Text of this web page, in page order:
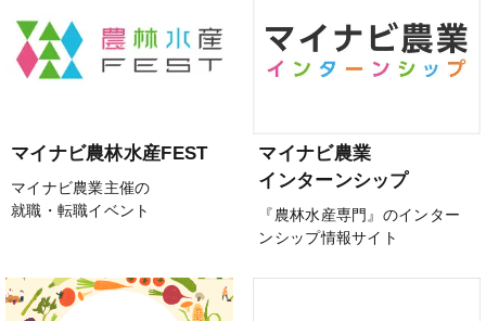
マイナビ農林水産FEST
マイナビ農業主催の
就職・転職イベント
マイナビ農業
インターンシップ
『農林水産専門』のインター
ンシップ情報サイト